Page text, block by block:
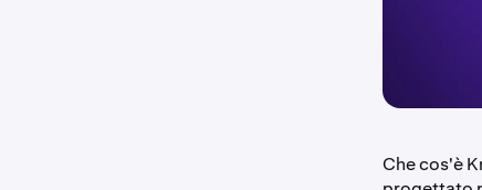
Che cos'è